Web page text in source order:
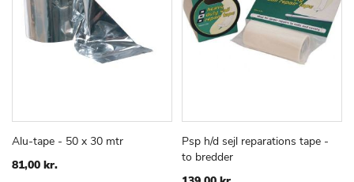
Læg i kurv
TILFØJSAMMENLIGN
Alu-tape - 50 x 30 mtr
81,00 kr.
Læg i kurv
TILFØJ
Psp h/d sejl reparations tape -
to bredder